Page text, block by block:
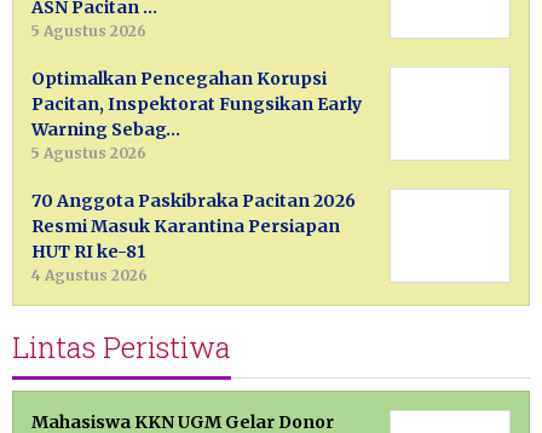
ASN Pacitan …
5 Agustus 2026
Optimalkan Pencegahan Korupsi
Pacitan, Inspektorat Fungsikan Early
Warning Sebag…
5 Agustus 2026
70 Anggota Paskibraka Pacitan 2026
Resmi Masuk Karantina Persiapan
HUT RI ke-81
4 Agustus 2026
Lintas Peristiwa
Mahasiswa KKN UGM Gelar Donor